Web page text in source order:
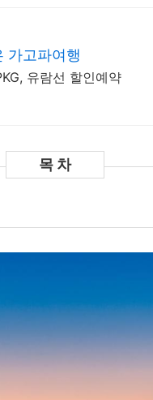
가고파여행
유람선 할인예약